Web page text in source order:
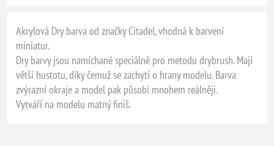
Akrylová Dry barva od značky Citadel, vhodná k barvení
miniatur.
Dry barvy jsou namíchané speciálně pro metodu drybrush. Mají
větší hustotu, díky čemuž se zachytí o hrany modelu. Barva
zvýrazní okraje a model pak působí mnohem reálněji.
Vytváří na modelu matný finiš.